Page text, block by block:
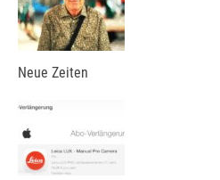
Neue Zeiten